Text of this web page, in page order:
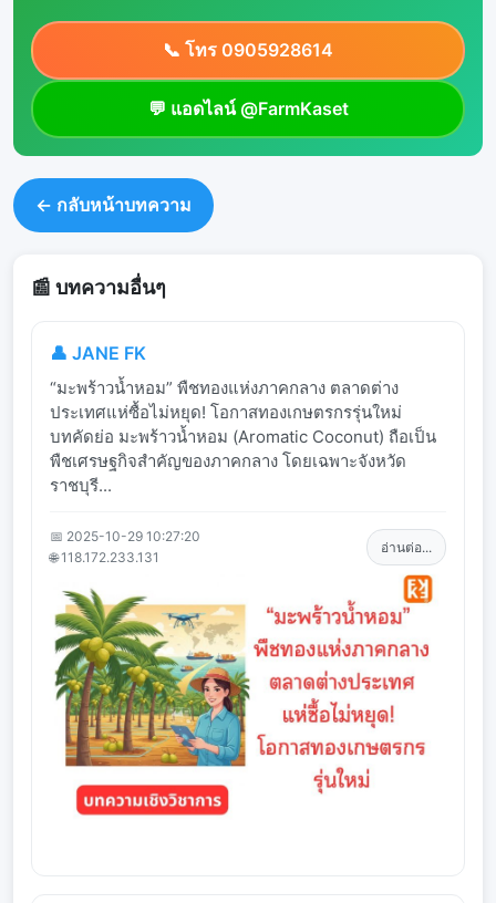
📞 โทร 0905928614
💬 แอดไลน์ @FarmKaset
← กลับหน้าบทความ
📰 บทความอื่นๆ
👤 JANE FK
“มะพร้าวน้ำหอม” พืชทองแห่งภาคกลาง ตลาดต่าง
ประเทศแห่ซื้อไม่หยุด! โอกาสทองเกษตรกรรุ่นใหม่
บทคัดย่อ มะพร้าวน้ำหอม (Aromatic Coconut) ถือเป็น
พืชเศรษฐกิจสำคัญของภาคกลาง โดยเฉพาะจังหวัด
ราชบุรี...
📅 2025-10-29 10:27:20
🌐 118.172.233.131
อ่านต่อ...